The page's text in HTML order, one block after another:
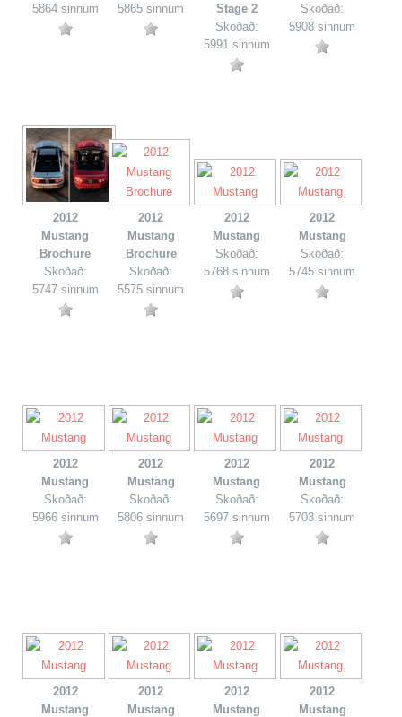
5864 sinnum
5865 sinnum
Stage 2
Skoðað:
5991 sinnum
Skoðað:
5908 sinnum
2012
Mustang
Brochure
Skoðað:
5747 sinnum
2012
Mustang
Brochure
Skoðað:
5575 sinnum
2012
Mustang
Skoðað:
5768 sinnum
2012
Mustang
Skoðað:
5745 sinnum
2012
Mustang
Skoðað:
5966 sinnum
2012
Mustang
Skoðað:
5806 sinnum
2012
Mustang
Skoðað:
5697 sinnum
2012
Mustang
Skoðað:
5703 sinnum
2012
Mustang
2012
Mustang
2012
Mustang
2012
Mustang